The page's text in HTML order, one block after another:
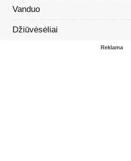
Vanduo
Džiūvėsėliai
Reklama